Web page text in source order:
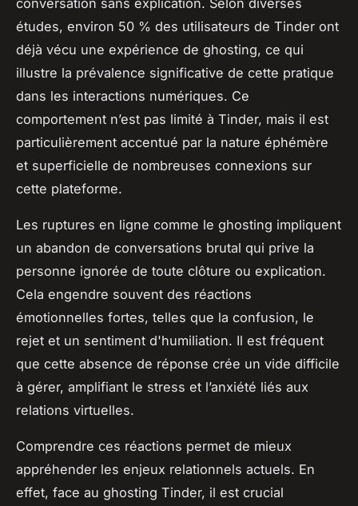
études, environ 50 % des utilisateurs de Tinder ont
déjà vécu une expérience de ghosting, ce qui
illustre la prévalence significative de cette pratique
dans les interactions numériques. Ce
comportement n’est pas limité à Tinder, mais il est
particulièrement accentué par la nature éphémère
et superficielle de nombreuses connexions sur
cette plateforme.
Les ruptures en ligne comme le ghosting impliquent
un abandon de conversations brutal qui prive la
personne ignorée de toute clôture ou explication.
Cela engendre souvent des réactions
émotionnelles fortes, telles que la confusion, le
rejet et un sentiment d'humiliation. Il est fréquent
que cette absence de réponse crée un vide difficile
à gérer, amplifiant le stress et l’anxiété liés aux
relations virtuelles.
Comprendre ces réactions permet de mieux
appréhender les enjeux relationnels actuels. En
effet, face au ghosting Tinder, il est crucial